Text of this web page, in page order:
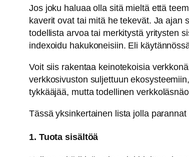
Jos joku haluaa olla sitä mieltä että
kaverit ovat tai mitä he tekevät. Ja ajan
todellista arvoa tai merkitystä yritysten
indexoidu hakukoneisiin. Eli
Voit siis rakentaa keinotekoisia
verkkosivuston suljettuun
tykkääjää, mutta todellinen
Tässä yksinkertainen lista jolla
1. Tuota sisältöä